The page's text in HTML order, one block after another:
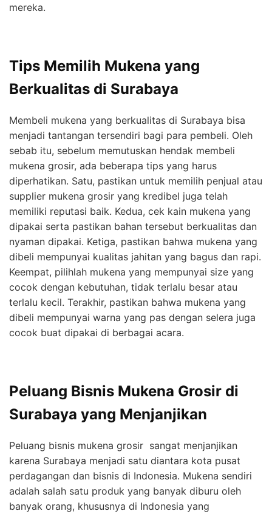
mereka.
Tips Memilih Mukena yang
Berkualitas di Surabaya
Membeli mukena yang berkualitas di Surabaya bisa
menjadi tantangan tersendiri bagi para pembeli. Oleh
sebab itu, sebelum memutuskan hendak membeli
mukena grosir, ada beberapa tips yang harus
diperhatikan. Satu, pastikan untuk memilih penjual atau
supplier mukena grosir yang kredibel juga telah
memiliki reputasi baik. Kedua, cek kain mukena yang
dipakai serta pastikan bahan tersebut berkualitas dan
nyaman dipakai. Ketiga, pastikan bahwa mukena yang
dibeli mempunyai kualitas jahitan yang bagus dan rapi.
Keempat, pilihlah mukena yang mempunyai size yang
cocok dengan kebutuhan, tidak terlalu besar atau
terlalu kecil. Terakhir, pastikan bahwa mukena yang
dibeli mempunyai warna yang pas dengan selera juga
cocok buat dipakai di berbagai acara.
Peluang Bisnis Mukena Grosir di
Surabaya yang Menjanjikan
Peluang bisnis mukena grosir sangat menjanjikan
karena Surabaya menjadi satu diantara kota pusat
perdagangan dan bisnis di Indonesia. Mukena sendiri
adalah salah satu produk yang banyak diburu oleh
banyak orang, khususnya di Indonesia yang